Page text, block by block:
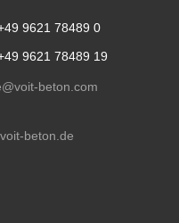
9621 78489 0
9621 78489 19
beton.com
beton.de